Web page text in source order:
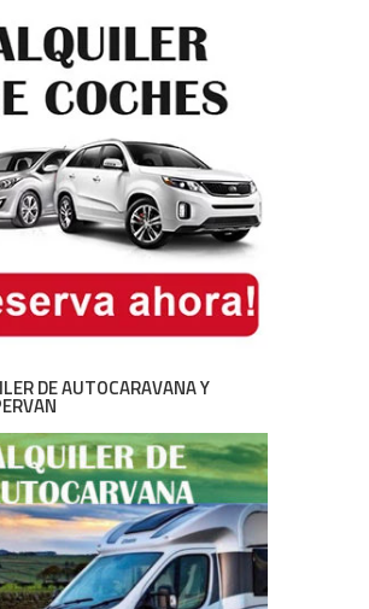
DE AUTOCARAVANA Y